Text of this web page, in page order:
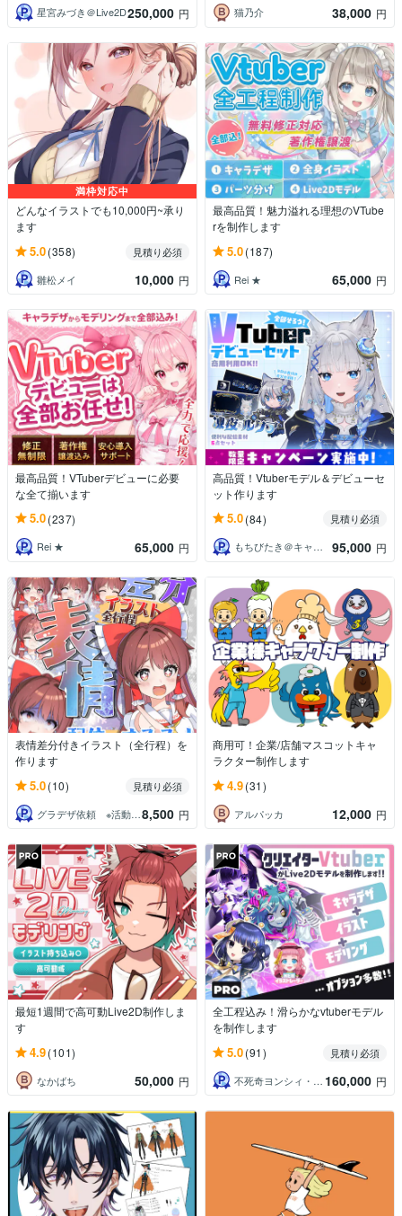
星宮みづき＠Live2D250,000 円 猫乃介 38,000 円
満枠対応中
どんなイラストでも10,000円~承り
ます
5.0(358)
見積り必須
雛松メイ
10,000 円
最高品質！魅力溢れる理想のVTube
rを制作します
5.0(187)
Rei ★ 65,000 円
最高品質！VTuberデビューに必要
な全て揃います
5.0(237)
Rei ★ 65,000 円
高品質！Vtuberモデル＆デビューセ
ット作ります
5.0(84)
見積り必須
もちびたき＠キャラデザ～Live2Dまで
95,000 円
表情差分付きイラスト（全行程）を
作ります
5.0(10)
見積り必須
グラデザ依頼 ※活動名（グラデザねっこ） 8,500 円
商用可！企業/店舗マスコットキャ
ラクター制作します
4.9(31)
アルパッカ 12,000 円
最短1週間で高可動Live2D制作しま
す
4.9(101)
なかばち 50,000 円
全工程込み！滑らかなvtuberモデル
を制作します
5.0(91)
見積り必須
不死奇ヨンシィ・鳥島いずみ 160,000 円